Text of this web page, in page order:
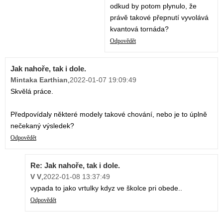
odkud by potom plynulo, že
právě takové přepnutí vyvolává
kvantová tornáda?
Odpovědět
Jak nahoře, tak i dole.
Mintaka Earthian,2022-01-07 19:09:49
Skvělá práce.
Předpovídaly některé modely takové chování, nebo je to úplně
nečekaný výsledek?
Odpovědět
Re: Jak nahoře, tak i dole.
V V,2022-01-08 13:37:49
vypada to jako vrtulky kdyz ve školce pri obede..
Odpovědět